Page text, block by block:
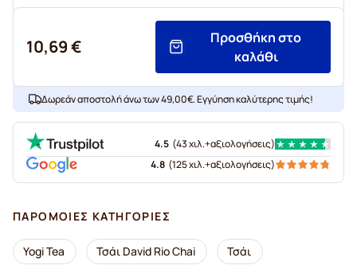
10,69 €
Προσθήκη στο
καλάθι
Δωρεάν αποστολή άνω των 49,00€. Εγγύηση καλύτερης τιμής!
4.5 (43 χιλ.+αξιολογήσεις)
4.8 (125 χιλ.+αξιολογήσεις)
ΠΑΡΌΜΟΙΕΣ ΚΑΤΗΓΟΡΊΕΣ
Yogi Tea Τσάι David Rio Chai Τσάι